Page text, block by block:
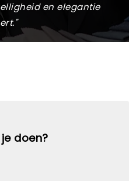
en elegantie
doen?